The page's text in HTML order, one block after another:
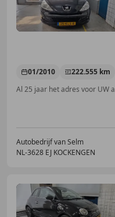
01/2010 222.555 km
Al 25 jaar het adres voor UW
Autobedrijf van Selm
NL-3628 EJ KOCKENGEN